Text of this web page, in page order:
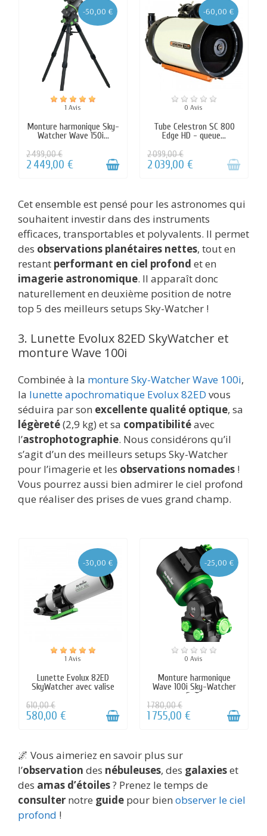
Cet ensemble est pensé pour les astronomes qui
souhaitent investir dans des instruments
efficaces, transportables et polyvalents. Il permet
des observations planétaires nettes, tout en
restant performant en ciel profond et en
imagerie astronomique. Il apparaît donc
naturellement en deuxième position de notre
top 5 des meilleurs setups Sky-Watcher !
3. Lunette Evolux 82ED SkyWatcher et
monture Wave 100i
Combinée à la monture Sky-Watcher Wave 100i,
la lunette apochromatique Evolux 82ED vous
séduira par son excellente qualité optique, sa
légèreté(2,9 kg) et sa compatibilitéavec
l’astrophotographie. Nous considérons qu’il
s’agit d’un des meilleurs setups Sky-Watcher
pour l’imagerie et les observations nomades !
Vous pourrez aussi bien admirer le ciel profond
que réaliser des prises de vues grand champ.
🌌 Vous aimeriez en savoir plus sur
l’observation des nébuleuses, des galaxieset
des amas d’étoiles? Prenez le temps de
consulter notre guide pour bien observer le ciel
profond !